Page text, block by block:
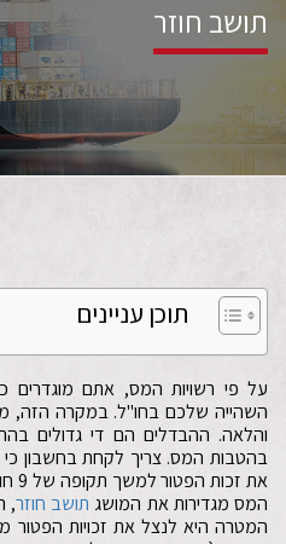
תושב חוזר
תוכן עניינים
על פי רשויות המס, אתם מוגדרים
והלאה. ההבדלים הם די גדולים
בהטבות המס. צריך לקחת בחשבון
המס מגדירות את המושג תושב חוזר,
המטרה היא לנצל את זכויות הפטור